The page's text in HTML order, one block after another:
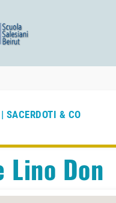
SACERDOTI & CO
Lino Don